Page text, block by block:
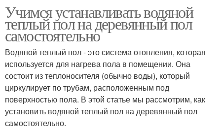
Учимся устанавливать водяной
теплый пол на деревянный пол
самостоятельно
Водяной теплый пол - это система отопления, которая
используется для нагрева пола в помещении. Она
состоит из теплоносителя (обычно воды), который
циркулирует по трубам, расположенным под
поверхностью пола. В этой статье мы рассмотрим, как
установить водяной теплый пол на деревянный пол
самостоятельно.